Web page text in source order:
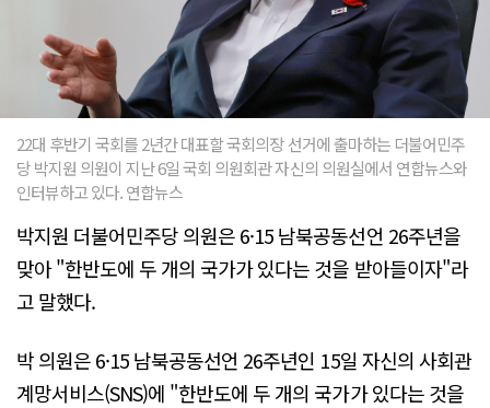
22대 후반기 국회를 2년간 대표할 국회의장 선거에 출마하는 더불어민주
당 박지원 의원이 지난 6일 국회 의원회관 자신의 의원실에서 연합뉴스와
인터뷰하고 있다. 연합뉴스
박지원 더불어민주당 의원은 6·15 남북공동선언 26주년을
맞아 "한반도에 두 개의 국가가 있다는 것을 받아들이자"라
고 말했다.
박 의원은 6·15 남북공동선언 26주년인 15일 자신의 사회관
계망서비스(SNS)에 "한반도에 두 개의 국가가 있다는 것을